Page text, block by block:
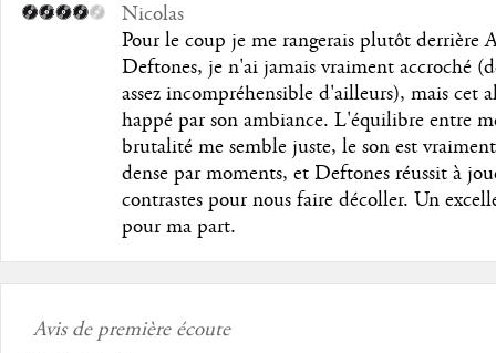
Nicolas
Pour le coup je me rangerais plutôt derrière
Deftones, je n'ai jamais vraiment accroché
assez incompréhensible d'ailleurs), mais cet
happé par son ambiance. L'équilibre entre
brutalité me semble juste, le son est
dense par moments, et Deftones réussit à
contrastes pour nous faire décoller. Un
pour ma part.
Avis de première écoute